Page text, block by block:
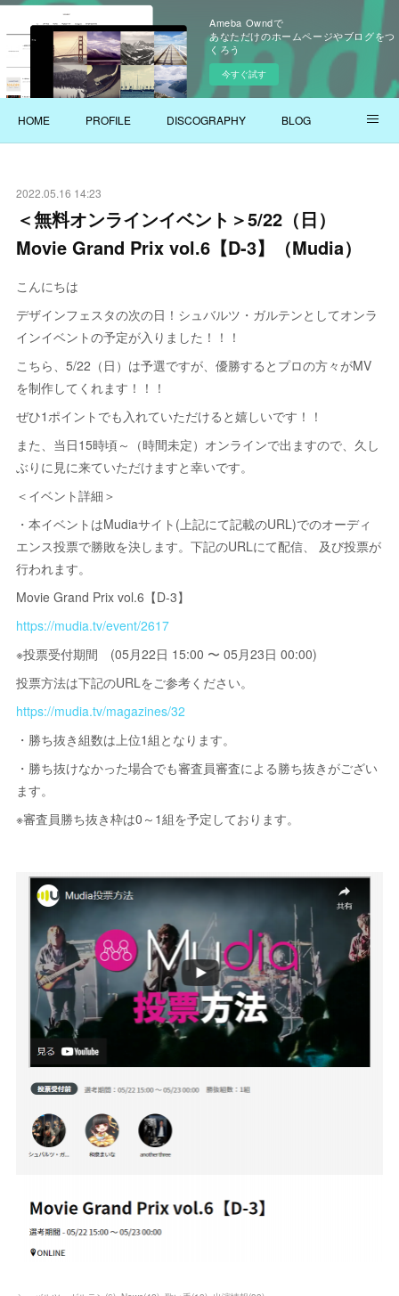
Ameba Owndで
あなただけのホームページやブログをつ
くろう
今すぐ試す
HOME PROFILE DISCOGRAPHY BLOG
2022.05.16 14:23
＜無料オンラインイベント＞5/22（日）
Movie Grand Prix vol.6【D-3】（Mudia）
こんにちは
デザインフェスタの次の日！シュバルツ・ガルテンとしてオンラ
インイベントの予定が入りました！！！
こちら、5/22（日）は予選ですが、優勝するとプロの方々がMV
を制作してくれます！！！
ぜひ1ポイントでも入れていただけると嬉しいです！！
また、当日15時頃～（時間未定）オンラインで出ますので、久し
ぶりに見に来ていただけますと幸いです。
＜イベント詳細＞
・本イベントはMudiaサイト(上記にて記載のURL)でのオーディ
エンス投票で勝敗を決します。下記のURLにて配信、 及び投票が
行われます。
Movie Grand Prix vol.6【D-3】
https://mudia.tv/event/2617
※投票受付期間 (05月22日 15:00 〜 05月23日 00:00)
投票方法は下記のURLをご参考ください。
https://mudia.tv/magazines/32
・勝ち抜き組数は上位1組となります。
・勝ち抜けなかった場合でも審査員審査による勝ち抜きがござい
ます。
※審査員勝ち抜き枠は0～1組を予定しております。